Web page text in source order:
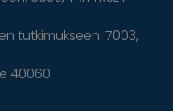
tutkimukseen: 7003,
40060